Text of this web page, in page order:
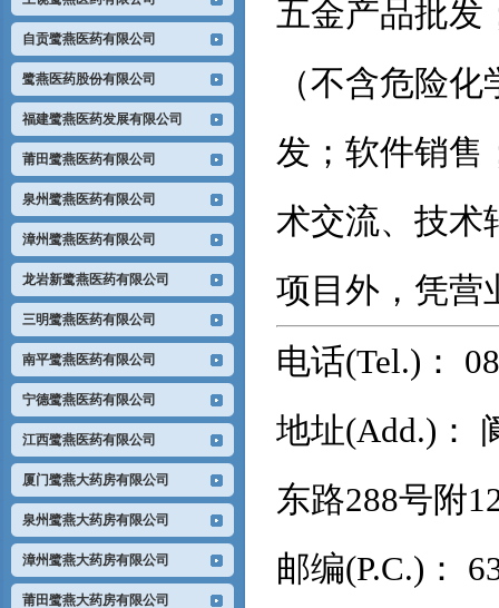
自贡鹭燕医药有限公司
鹭燕医药股份有限公司
福建鹭燕医药发展有限公司
莆田鹭燕医药有限公司
泉州鹭燕医药有限公司
漳州鹭燕医药有限公司
龙岩新鹭燕医药有限公司
三明鹭燕医药有限公司
南平鹭燕医药有限公司
宁德鹭燕医药有限公司
江西鹭燕医药有限公司
厦门鹭燕大药房有限公司
泉州鹭燕大药房有限公司
漳州鹭燕大药房有限公司
莆田鹭燕大药房有限公司
五金产品批发
（不含危险
发；软件销售
术交流、技术
项目外，凭营
电话(Tel.)：
地址(Add.)：
东路288号附
邮编(P.C.)：